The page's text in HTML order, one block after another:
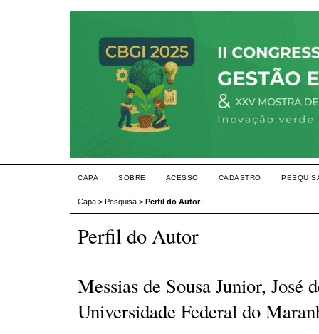
CAPA SOBRE ACESSO CADASTRO
Capa > Pesquisa > Perfil do Autor
Perfil do Autor
Messias de Sousa Junior, José
Universidade Federal do